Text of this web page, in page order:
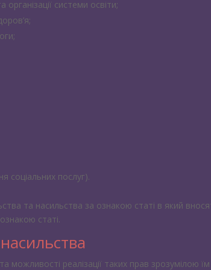
системи освіти;
соціальних послуг).
та насильства за ознакою статі в який
статі.
можливості реалізації таких прав зрозумілою їм